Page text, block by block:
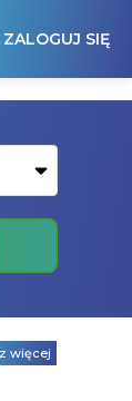
ZALOGUJ SIĘ
więcej